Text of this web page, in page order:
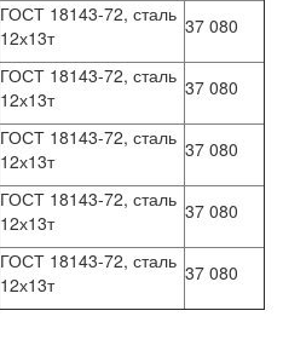
ГОСТ 18143-72, сталь
12х13т
37 080
ГОСТ 18143-72, сталь
12х13т
37 080
ГОСТ 18143-72, сталь
12х13т
37 080
ГОСТ 18143-72, сталь
12х13т
37 080
ГОСТ 18143-72, сталь
12х13т
37 080